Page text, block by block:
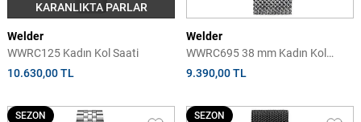
KARANLIKTA PARLAR
Welder
WWRC125 Kadın Kol Saati
10.630,00 TL
Welder
WWRC695 38 mm Kadın Kol
Saati
9.390,00 TL
SEZON SEZON